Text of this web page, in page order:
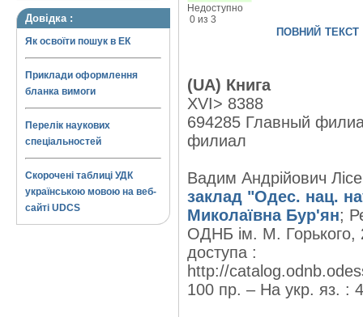
Довідка :
Як освоїти пошук в ЕК
Приклади оформлення
бланка вимоги
Перелік наукових
спеціальностей
Скорочені таблиці УДК
українською мовою на веб-
сайті UDCS
Недоступно
0 из 3
повний текст
(UA) Книга
XVI> 8388
694285 Главный
филиал
Вадим Андрійович
заклад "Одес. нац.
Миколаївна Бур'ян;
ОДНБ ім. М. Горького,
доступа :
http://
100 пр. – На укр. яз. :